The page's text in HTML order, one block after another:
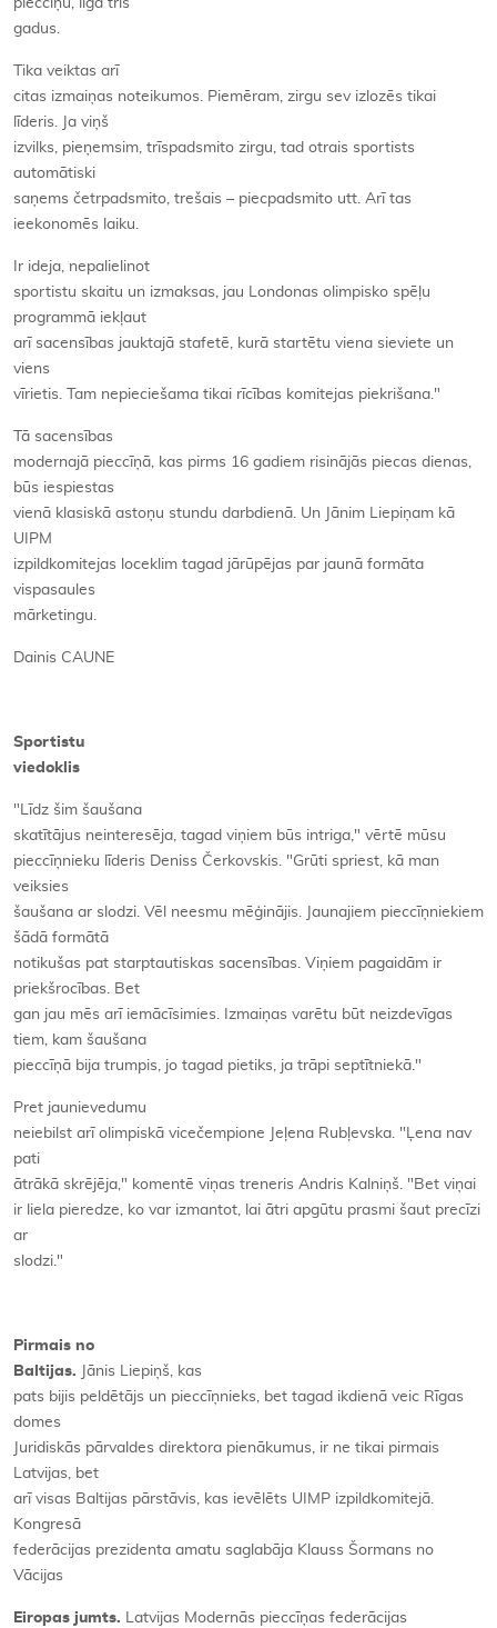
pieccīņu, ilga trīs
gadus.
Tika veiktas arī
citas izmaiņas noteikumos. Piemēram, zirgu sev izlozēs tikai
līderis. Ja viņš
izvilks, pieņemsim, trīspadsmito zirgu, tad otrais sportists
automātiski
saņems četrpadsmito, trešais – piecpadsmito utt. Arī tas
ieekonomēs laiku.
Ir ideja, nepalielinot
sportistu skaitu un izmaksas, jau Londonas olimpisko spēļu
programmā iekļaut
arī sacensības jauktajā stafetē, kurā startētu viena sieviete un
viens
vīrietis. Tam nepieciešama tikai rīcības komitejas piekrišana."
Tā sacensības
modernajā pieccīņā, kas pirms 16 gadiem risinājās piecas dienas,
būs iespiestas
vienā klasiskā astoņu stundu darbdienā. Un Jānim Liepiņam kā
UIPM
izpildkomitejas loceklim tagad jārūpējas par jaunā formāta
vispasaules
mārketingu.
Dainis CAUNE
Sportistu
viedoklis
"Līdz šim šaušana
skatītājus neinteresēja, tagad viņiem būs intriga," vērtē mūsu
pieccīņnieku līderis Deniss Čerkovskis. "Grūti spriest, kā man
veiksies
šaušana ar slodzi. Vēl neesmu mēģinājis. Jaunajiem pieccīņniekiem
šādā formātā
notikušas pat starptautiskas sacensības. Viņiem pagaidām ir
priekšrocības. Bet
gan jau mēs arī iemācīsimies. Izmaiņas varētu būt neizdevīgas
tiem, kam šaušana
pieccīņā bija trumpis, jo tagad pietiks, ja trāpi septītniekā."
Pret jaunievedumu
neiebilst arī olimpiskā vicečempione Jeļena Rubļevska. "Ļena nav
pati
ātrākā skrējēja," komentē viņas treneris Andris Kalniņš. "Bet viņai
ir liela pieredze, ko var izmantot, lai ātri apgūtu prasmi šaut precīzi
ar
slodzi."
Pirmais no
Baltijas. Jānis Liepiņš, kas
pats bijis peldētājs un pieccīņnieks, bet tagad ikdienā veic Rīgas
domes
Juridiskās pārvaldes direktora pienākumus, ir ne tikai pirmais
Latvijas, bet
arī visas Baltijas pārstāvis, kas ievēlēts UIMP izpildkomitejā.
Kongresā
federācijas prezidenta amatu saglabāja Klauss Šormans no
Vācijas
Eiropas jumts. Latvijas Modernās pieccīņas federācijas